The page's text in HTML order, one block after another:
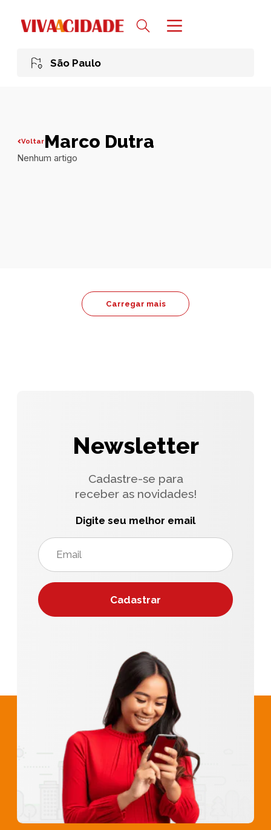
São Paulo
VoltarMarco Dutra
Nenhum artigo
Carregar mais
Newsletter
Cadastre-se para
receber as novidades!
Digite seu melhor email